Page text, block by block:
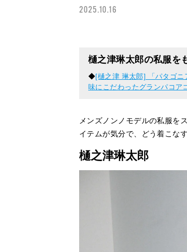
2025.10.16
樋之津琳太郎の私服を
◆[樋之津 琳太郎] 「パタゴ
味にこだわったグランパコア
メンズノンノモデルの私服を
イテムが気分で、どう着こな
樋之津琳太郎